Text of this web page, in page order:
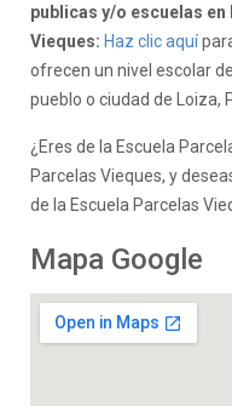
publicas y/o escuelas
Vieques: Haz clic aquí
ofrecen un nivel escolar
pueblo o ciudad de Loiza,
¿Eres de la Escuela
Parcelas Vieques, y
de la Escuela Parcelas
Mapa Google